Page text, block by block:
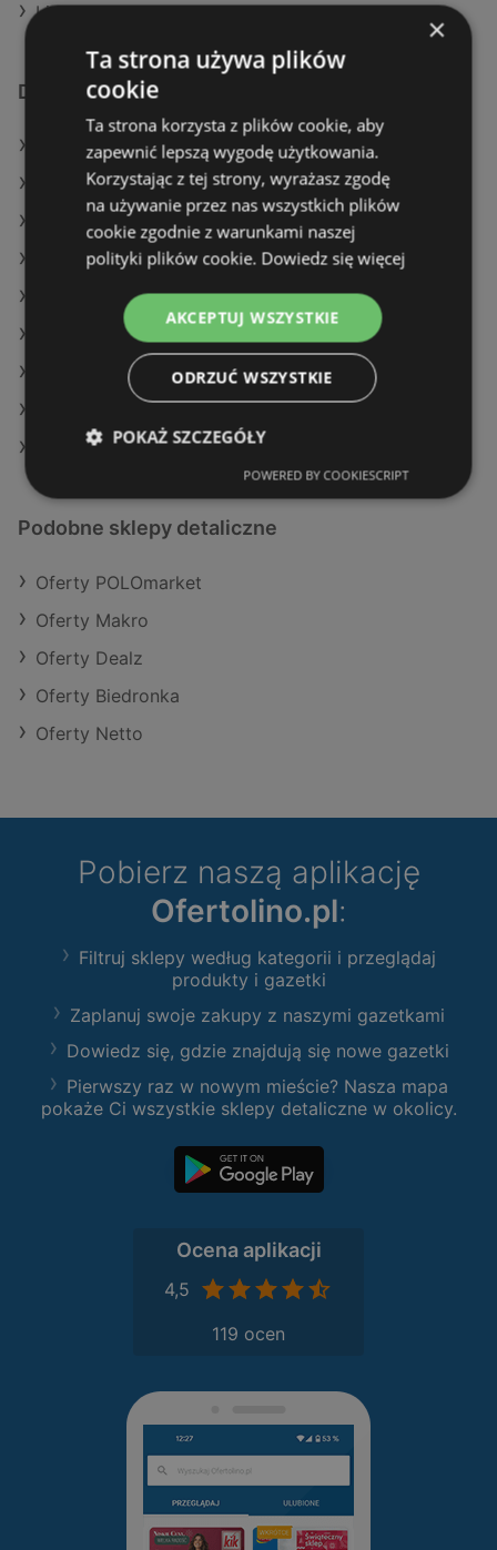
Lidl w Łask
Dodatkowe łącza
Oferty Lidl
Oferty Eurocash
Oferty Stokrotka
Aktualne gazetki Dino
Aktualne gazetki Delikatesy Centrum
Aktualne gazetki Aldi
Aktualne gazetki Carrefour
Sklepy Lidl w Międzyzdroje
Podobne sklepy detaliczne
Oferty POLOmarket
Oferty Makro
Oferty Dealz
Oferty Biedronka
Oferty Netto
Pobierz naszą aplikację
Ofertolino.pl:
Filtruj sklepy według kategorii i przeglądaj
produkty i gazetki
Zaplanuj swoje zakupy z naszymi gazetkami
Dowiedz się, gdzie znajdują się nowe gazetki
Pierwszy raz w nowym mieście? Nasza mapa
pokaże Ci wszystkie sklepy detaliczne w okolicy.
Ocena aplikacji
4,5
119 ocen
×
Ta strona używa plików
cookie
Ta strona korzysta z plików cookie, aby
zapewnić lepszą wygodę użytkowania.
Korzystając z tej strony, wyrażasz zgodę
na używanie przez nas wszystkich plików
cookie zgodnie z warunkami naszej
polityki plików cookie. Dowiedz się więcej
AKCEPTUJ WSZYSTKIE
ODRZUĆ WSZYSTKIE
POKAŻ SZCZEGÓŁY
POWERED BY COOKIESCRIPT